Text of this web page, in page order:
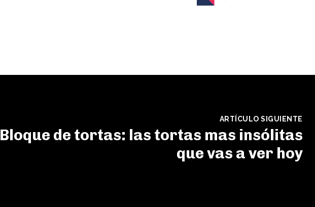
ARTÍCULO SIGUIENTE
Bloque de tortas: las tortas mas insólitas
que vas a ver hoy